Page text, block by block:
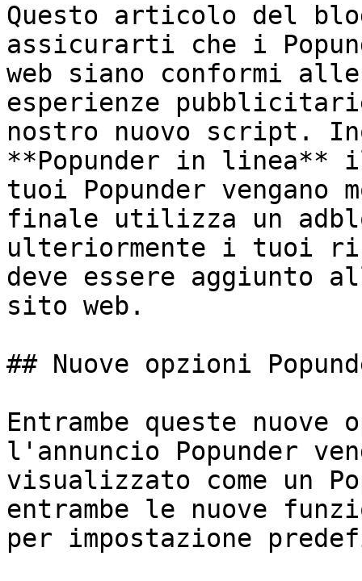
Questo articolo del
assicurarti che i
web siano conformi
esperienze
nostro nuovo script.
**Popunder in linea**
tuoi Popunder
finale utilizza un
ulteriormente i tuoi
deve essere
sito web.
## Nuove opzioni
Entrambe queste
l'annuncio Popunder
visualizzato come un
entrambe le nuove
per impostazione